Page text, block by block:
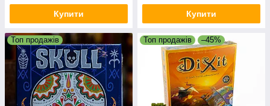
Купити Купити
Топ продажів Топ продажів –45%